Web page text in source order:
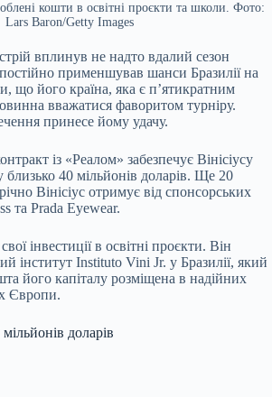
кошти в освітні проєкти та школи. Фото:
Lars Baron/Getty Images
вплинув не надто вдалий сезон
постійно применшував шанси Бразилії на
що його країна, яка є п’ятикратним
вважатися фаворитом турніру.
принесе йому удачу.
із «Реалом» забезпечує Вінісіусу
близько 40 мільйонів доларів. Ще 20
Вінісіус отримує від спонсорських
та Prada Eyewear.
інвестиції в освітні проєкти. Він
інститут Instituto Vini Jr. у Бразилії, який
його капіталу розміщена в надійних
Європи.
доларів